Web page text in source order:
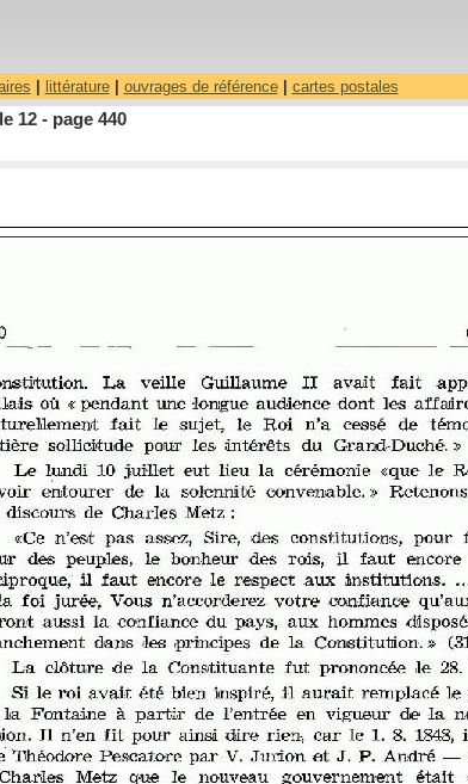
littérature| ouvrages de référence| cartes postales
12 - page 440